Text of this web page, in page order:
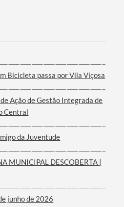
Bicicleta passa por Vila Viçosa
Ação de Gestão Integrada de
Central
da Juventude
MUNICIPAL DESCOBERTA |
junho de 2026